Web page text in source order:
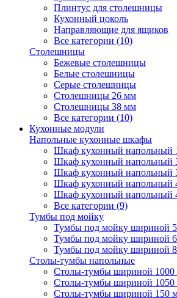
Плинтус для столешницы
Кухонный цоколь
Направляющие для ящиков
Все категории (10)
Столешницы
Бежевые столешницы
Белые столешницы
Серые столешницы
Столешницы 26 мм
Столешницы 38 мм
Все категории (10)
Кухонные модули
Напольные кухонные шкафы
Шкаф кухонный напольный
Шкаф кухонный напольный
Шкаф кухонный напольный
Шкаф кухонный напольный
Шкаф кухонный напольный
Все категории (9)
Тумбы под мойку
Тумбы под мойку шириной
Тумбы под мойку шириной
Тумбы под мойку шириной
Столы-тумбы напольные
Столы-тумбы шириной
Столы-тумбы шириной
Столы-тумбы шириной 150